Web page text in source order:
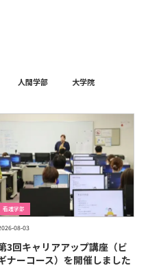
人間学部
大学院
08-03
看護学部
3回キャリアアップ講座（ビ
ナーコース）を開催しました